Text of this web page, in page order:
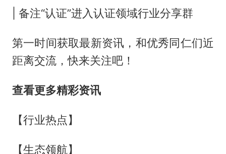
| 备注“认证”进入认证领域行业分享群
第一时间获取最新资讯，和优秀同仁们近
距离交流，快来关注吧！
查看更多精彩资讯
【行业热点】
【生态领航】